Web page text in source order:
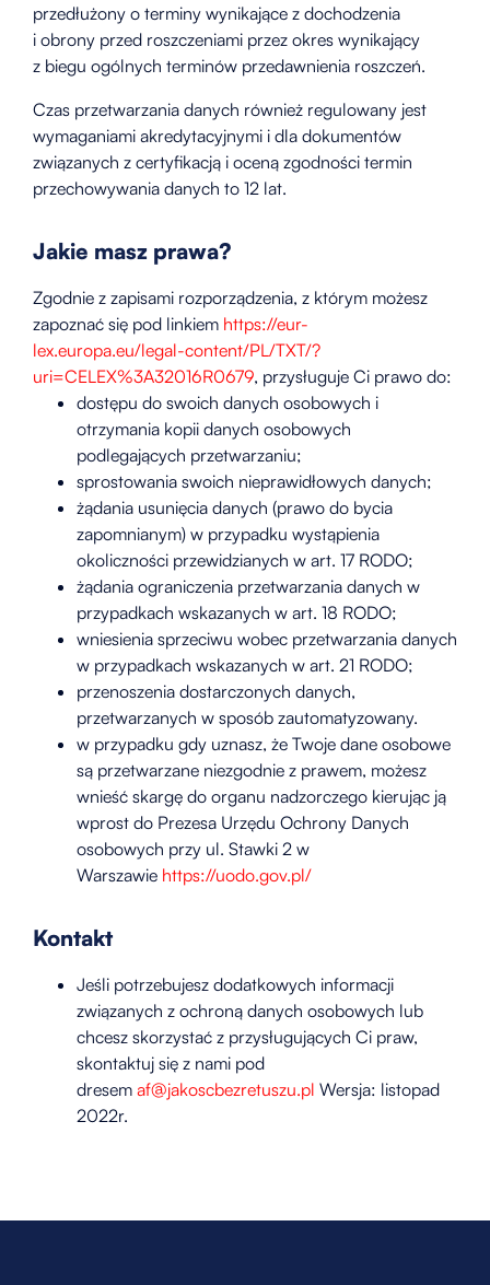
przedłużony o terminy wynikające z dochodzenia
i obrony przed roszczeniami przez okres wynikający
z biegu ogólnych terminów przedawnienia roszczeń.
Czas przetwarzania danych również regulowany jest
wymaganiami akredytacyjnymi i dla dokumentów
związanych z certyfikacją i oceną zgodności termin
przechowywania danych to 12 lat.
Jakie masz prawa?
Zgodnie z zapisami rozporządzenia, z którym możesz
zapoznać się pod linkiem https://eur-
lex.europa.eu/legal-content/PL/TXT/?
uri=CELEX%3A32016R0679, przysługuje Ci prawo do:
dostępu do swoich danych osobowych i
otrzymania kopii danych osobowych
podlegających przetwarzaniu;
sprostowania swoich nieprawidłowych danych;
żądania usunięcia danych (prawo do bycia
zapomnianym) w przypadku wystąpienia
okoliczności przewidzianych w art. 17 RODO;
żądania ograniczenia przetwarzania danych w
przypadkach wskazanych w art. 18 RODO;
wniesienia sprzeciwu wobec przetwarzania danych
w przypadkach wskazanych w art. 21 RODO;
przenoszenia dostarczonych danych,
przetwarzanych w sposób zautomatyzowany.
w przypadku gdy uznasz, że Twoje dane osobowe
są przetwarzane niezgodnie z prawem, możesz
wnieść skargę do organu nadzorczego kierując ją
wprost do Prezesa Urzędu Ochrony Danych
osobowych przy ul. Stawki 2 w
Warszawie https://uodo.gov.pl/
Kontakt
Jeśli potrzebujesz dodatkowych informacji
związanych z ochroną danych osobowych lub
chcesz skorzystać z przysługujących Ci praw,
skontaktuj się z nami pod
dresem af@jakoscbezretuszu.pl Wersja: listopad
2022r.